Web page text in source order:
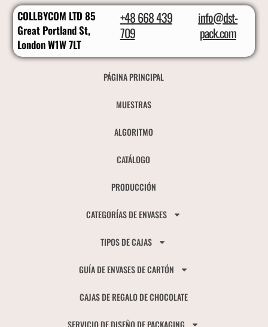
COLLBYCOM LTD 85
Great Portland St,
London W1W 7LT
+48 668 439
709
info@dst-
pack.com
PÁGINA PRINCIPAL
MUESTRAS
ALGORITMO
CATÁLOGO
PRODUCCIÓN
CATEGORÍAS DE ENVASES
TIPOS DE CAJAS
GUÍA DE ENVASES DE CARTÓN
CAJAS DE REGALO DE CHOCOLATE
SERVICIO DE DISEÑO DE PACKAGING